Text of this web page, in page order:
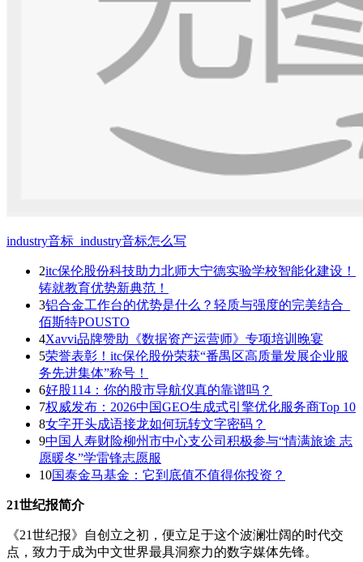
industry音标_industry音标怎么写
2itc保伦股份科技助力北师大宁德实验学校智能化建设！
铸就教育优势新典范！
3铝合金工作台的优势是什么？轻质与强度的完美结合_
佰斯特POUSTO
4Xavvi品牌赞助《数据资产运营师》专项培训晚宴
5荣誉表彰！itc保伦股份荣获“番禺区高质量发展企业服
务先进集体”称号！
6好股114：你的股市导航仪真的靠谱吗？
7权威发布：2026中国GEO生成式引擎优化服务商Top 10
8女字开头成语接龙如何玩转文字密码？
9中国人寿财险柳州市中心支公司积极参与“情满旅途 志
愿暖冬”学雷锋志愿服
10国泰金马基金：它到底值不值得你投资？
21世纪报简介
《21世纪报》自创立之初，便立足于这个波澜壮阔的时代交
点，致力于成为中文世界最具洞察力的数字媒体先锋。